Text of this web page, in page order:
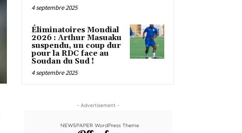
4 septembre 2025
Éliminatoires Mondial
2026 : Arthur Masuaku
suspendu, un coup dur
pour la RDC face au
Soudan du Sud !
4 septembre 2025
- Advertisement -